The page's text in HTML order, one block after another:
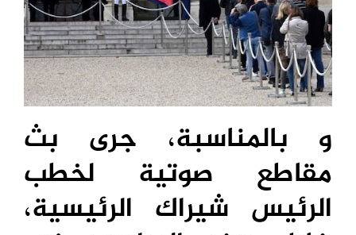
و بالمناسبة، جرى بث
مقاطع صوتية لخطب
الرئيس شيراك الرئيسية،